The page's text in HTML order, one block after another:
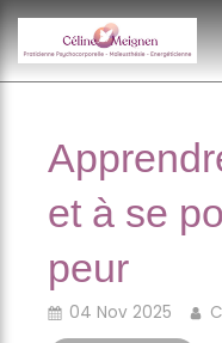
et à se
peur
04 Nov 2025